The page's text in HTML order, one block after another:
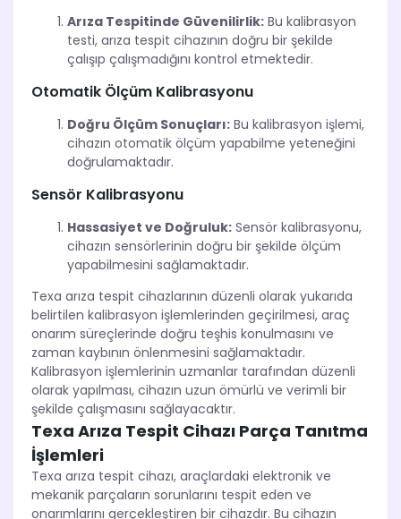
Arıza Tespitinde Güvenilirlik: Bu kalibrasyon
testi, arıza tespit cihazının doğru bir şekilde
çalışıp çalışmadığını kontrol etmektedir.
Otomatik Ölçüm Kalibrasyonu
Doğru Ölçüm Sonuçları: Bu kalibrasyon işlemi,
cihazın otomatik ölçüm yapabilme yeteneğini
doğrulamaktadır.
Sensör Kalibrasyonu
Hassasiyet ve Doğruluk: Sensör kalibrasyonu,
cihazın sensörlerinin doğru bir şekilde ölçüm
yapabilmesini sağlamaktadır.
Texa arıza tespit cihazlarının düzenli olarak yukarıda
belirtilen kalibrasyon işlemlerinden geçirilmesi, araç
onarım süreçlerinde doğru teşhis konulmasını ve
zaman kaybının önlenmesini sağlamaktadır.
Kalibrasyon işlemlerinin uzmanlar tarafından düzenli
olarak yapılması, cihazın uzun ömürlü ve verimli bir
şekilde çalışmasını sağlayacaktır.
Texa Arıza Tespit Cihazı Parça Tanıtma
İşlemleri
Texa arıza tespit cihazı, araçlardaki elektronik ve
mekanik parçaların sorunlarını tespit eden ve
onarımlarını gerçekleştiren bir cihazdır. Bu cihazın